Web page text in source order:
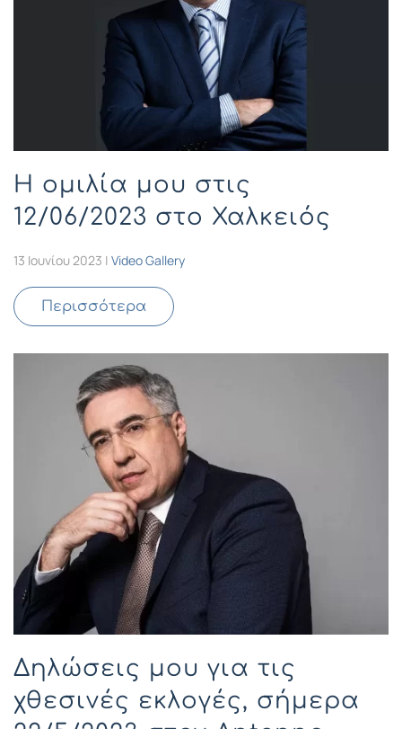
Η ομιλία μου στις
12/06/2023 στο Χαλκειός
13 Ιουνίου 2023 | Video Gallery
Περισσότερα
Δηλώσεις μου για τις
χθεσινές εκλογές, σήμερα